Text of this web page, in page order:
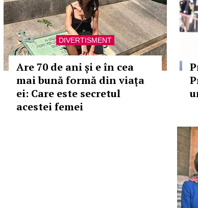
DIVERTISMENT
Are 70 de ani și e în cea
mai bună formă din viața
ei: Care este secretul
acestei femei